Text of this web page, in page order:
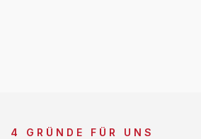
4 GRÜNDE FÜR UNS